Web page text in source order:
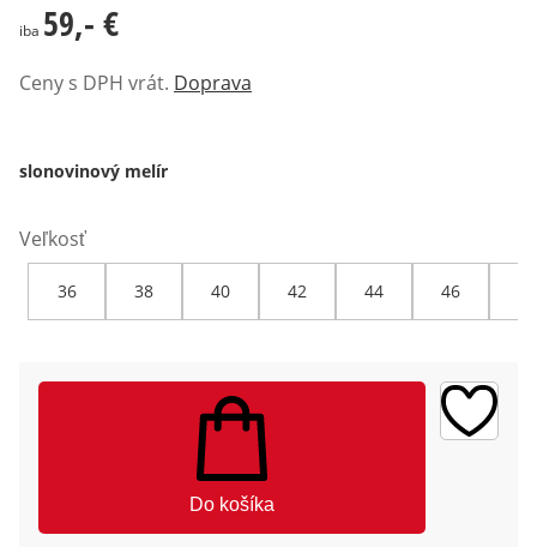
59,- €
iba 59,- €
Ceny s DPH vrát. Doprava
slonovinový melír
Veľkosť
36 38 40 42 44 46
Do košíka